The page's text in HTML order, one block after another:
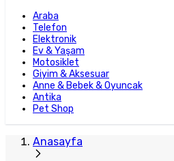
Araba
Telefon
Elektronik
Ev & Yaşam
Motosiklet
Giyim & Aksesuar
Anne & Bebek & Oyuncak
Antika
Pet Shop
Anasayfa